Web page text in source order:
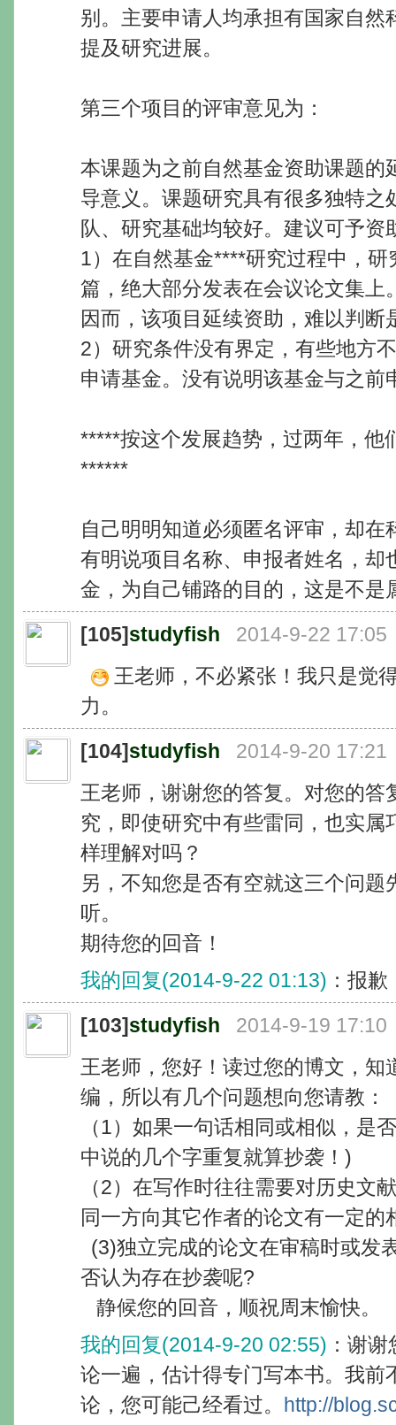
别。主要申请人均承担有国家自
提及研究进展。
第三个项目的评审意见为：
本课题为之前自然基金资助课题
导意义。课题研究具有很多独特
队、研究基础均较好。建议可予
1）在自然基金****研究过程中，
篇，绝大部分发表在会议论文集
因而，该项目延续资助，难以判
2）研究条件没有界定，有些地方
申请基金。没有说明该基金与之前
*****按这个发展趋势，过两年，他
******
自己明明知道必须匿名评审，却
有明说项目名称、申报者姓名，
金，为自己铺路的目的，这是不是
[105]studyfish
2014-9-22 17:05
王老师，不必紧张！我只是觉
力。
[104]studyfish
2014-9-20 17:21
王老师，谢谢您的答复。对您的
究，即使研究中有些雷同，也实
样理解对吗？
另，不知您是否有空就这三个问
听。
期待您的回音！
我的回复(2014-9-22 01:13) ：报
[103]studyfish
2014-9-19 17:10
王老师，您好！读过您的博文，
编，所以有几个问题想向您请教：
（1）如果一句话相同或相似，是
中说的几个字重复就算抄袭！)
（2）在写作时往往需要对历史文
同一方向其它作者的论文有一定
(3)独立完成的论文在审稿时或发
否认为存在抄袭呢?
静候您的回音，顺祝周末愉快。
我的回复(2014-9-20 02:55) ：谢
论一遍，估计得专门写本书。我前
论，您可能己经看过。 http://